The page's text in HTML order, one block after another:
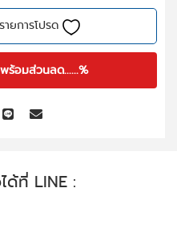
ายการโปรด
ร้อมส่วนลด......%
ด้ที่ LINE :